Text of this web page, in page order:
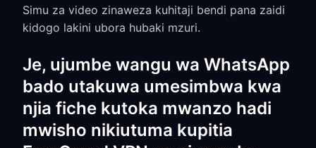
Simu za video zinaweza kuhitaji bendi pana zaidi
kidogo lakini ubora hubaki mzuri.
Je, ujumbe wangu wa WhatsApp
bado utakuwa umesimbwa kwa
njia fiche kutoka mwanzo hadi
mwisho nikiutuma kupitia